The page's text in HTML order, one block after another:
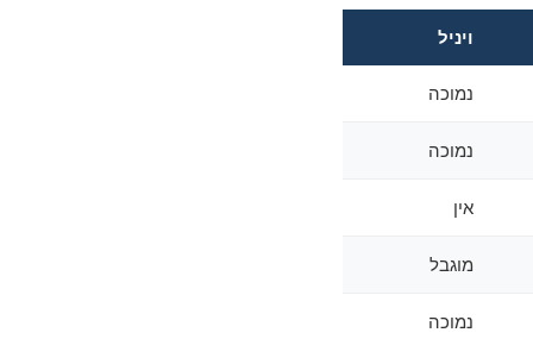
ויניל
נמוכה
נמוכה
אין
מוגבל
נמוכה